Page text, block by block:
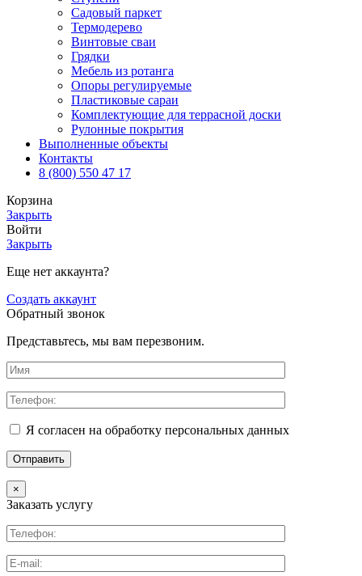
Садовый паркет
Термодерево
Винтовые сваи
Грядки
Мебель из ротанга
Опоры регулируемые
Пластиковые сараи
Комплектующие для террасной доски
Рулонные покрытия
Выполненные объекты
Контакты
8 (800) 550 47 17
Корзина
Закрыть
Войти
Закрыть
Еще нет аккаунта?
Создать аккаунт
Обратный звонок
Представьтесь, мы вам перезвоним.
Я согласен на обработку персональных данных
×
Заказать услугу